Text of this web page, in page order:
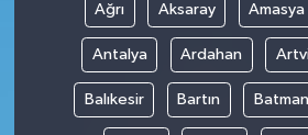
Ağrı Aksaray Amasya
Antalya Ardahan
Balıkesir Bartın Batman